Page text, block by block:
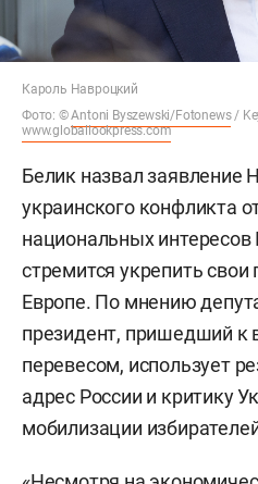
Кароль Навроцкий
Фото: ©Antoni Byszewski/Fotonews/
www.globallookpress.com
Белик назвал заявление
украинского конфликта
национальных
стремится укрепить свои
Европе. По мнению
президент, пришедший к
перевесом, использует
адрес России и критику
мобилизации